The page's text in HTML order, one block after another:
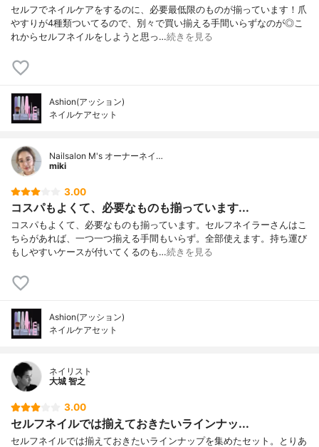
セルフでネイルケアをするのに、必要最低限のものが揃っています！爪
やすりが4種類ついてるので、別々で買い揃える手間いらずなのが◎こ
れからセルフネイルをしようと思っ…続きを見る
Ashion(アッション)
ネイルケアセット
Nailsalon M's オーナーネイ…
miki
3.00
コスパもよくて、必要なものも揃っています...
コスパもよくて、必要なものも揃っています。セルフネイラーさんはこ
ちらがあれば、一つ一つ揃える手間もいらず。全部使えます。持ち運び
もしやすいケースが付いてくるのも…続きを見る
Ashion(アッション)
ネイルケアセット
ネイリスト
大城 智之
3.00
セルフネイルでは揃えておきたいラインナッ...
セルフネイルでは揃えておきたいラインナップを集めたセット。とりあ